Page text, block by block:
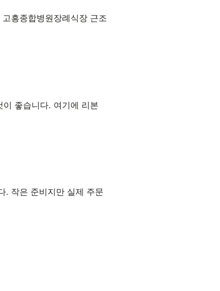
흥종합병원장례식장 근조
좋습니다. 여기에 리본
. 작은 준비지만 실제 주문